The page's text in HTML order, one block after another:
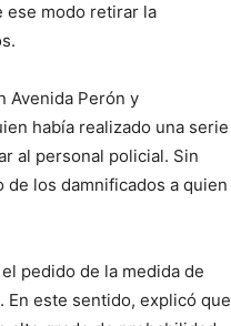
ese modo retirar la
Avenida Perón y
había realizado una serie
al personal policial. Sin
los damnificados a quien
pedido de la medida de
En este sentido, explicó que